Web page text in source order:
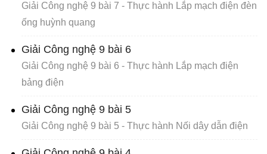
Giải Công nghệ 9 bài 7 - Thực hành Lắp mạch điện đèn
ống huỳnh quang
Giải Công nghệ 9 bài 6
Giải Công nghệ 9 bài 6 - Thực hành Lắp mạch điện
bảng điện
Giải Công nghệ 9 bài 5
Giải Công nghệ 9 bài 5 - Thực hành Nối dây dẫn điện